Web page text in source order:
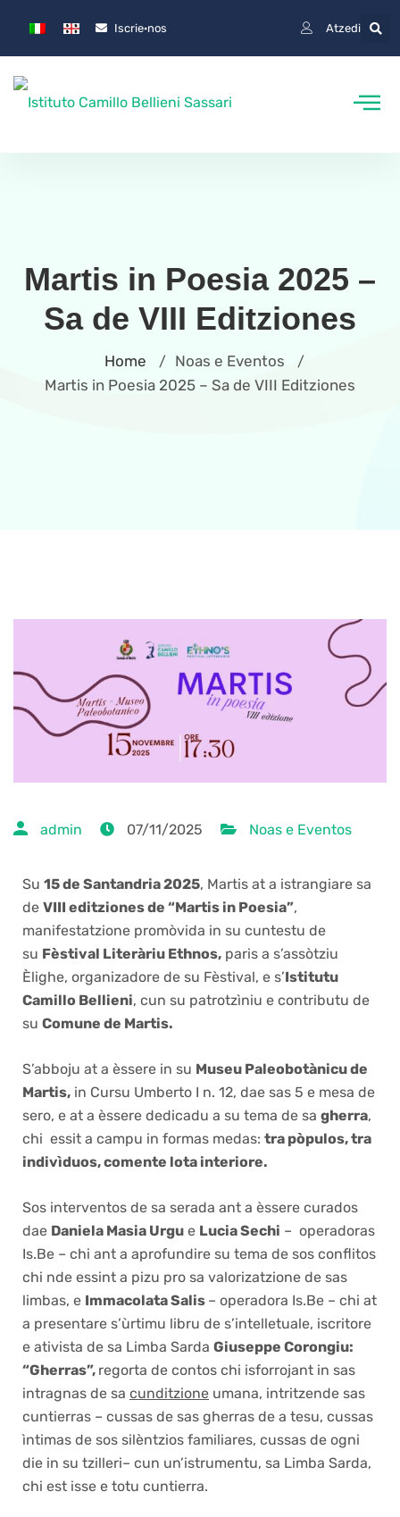
Iscrie·nos Atzedi
Martis in Poesia 2025 –
Sa de VIII Editziones
Home / Noas e Eventos /
Martis in Poesia 2025 – Sa de VIII Editziones
admin 07/11/2025 Noas e Eventos
Su 15 de Santandria 2025, Martis at a istrangiare sa
de VIII editziones de “Martis in Poesia”,
manifestatzione promòvida in su cuntestu de
su Fèstival Literàriu Ethnos, paris a s’assòtziu
Èlighe, organizadore de su Fèstival, e s’Istitutu
Camillo Bellieni, cun su patrotzìniu e contributu de
su Comune de Martis.
S’abboju at a èssere in su Museu Paleobotànicu de
Martis, in Cursu Umberto I n. 12, dae sas 5 e mesa de
sero, e at a èssere dedicadu a su tema de sa gherra,
chi essit a campu in formas medas: tra pòpulos, tra
indivìduos, comente lota interiore.
Sos interventos de sa serada ant a èssere curados
dae Daniela Masia Urgu e Lucia Sechi – operadoras
Is.Be – chi ant a aprofundire su tema de sos conflitos
chi nde essint a pizu pro sa valorizatzione de sas
limbas, e Immacolata Salis – operadora Is.Be – chi at
a presentare s’ùrtimu libru de s’intelletuale, iscritore
e ativista de sa Limba Sarda Giuseppe Corongiu:
“Gherras”, regorta de contos chi isforrojant in sas
intragnas de sa cunditzione umana, intritzende sas
cuntierras – cussas de sas gherras de a tesu, cussas
ìntimas de sos silèntzios familiares, cussas de ogni
die in su tzilleri– cun un’istrumentu, sa Limba Sarda,
chi est isse e totu cuntierra.